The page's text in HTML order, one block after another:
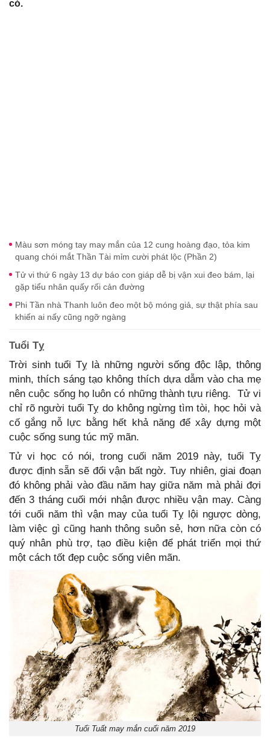
có.
Màu sơn móng tay may mắn của 12 cung hoàng đạo, tỏa kim
quang chói mắt Thần Tài mỉm cười phát lộc (Phần 2)
Tử vi thứ 6 ngày 13 dự báo con giáp dễ bị vận xui đeo bám, lại
gặp tiểu nhân quấy rối cản đường
Phi Tần nhà Thanh luôn đeo một bộ móng giả, sự thật phía sau
khiến ai nấy cũng ngỡ ngàng
Tuổi Tỵ
Trời sinh tuổi Tỵ là những người sống độc lập, thông
minh, thích sáng tạo không thích dựa dẫm vào cha mẹ
nên cuộc sống họ luôn có những thành tựu riêng. Tử vi
chỉ rõ người tuổi Tỵ do không ngừng tìm tòi, học hỏi và
cố gắng nỗ lực bằng hết khả năng để xây dựng một
cuộc sống sung túc mỹ mãn.
Tử vi học có nói, trong cuối năm 2019 này, tuổi Tỵ
được định sẵn sẽ đổi vận bất ngờ. Tuy nhiên, giai đoạn
đó không phải vào đầu năm hay giữa năm mà phải đợi
đến 3 tháng cuối mới nhận được nhiều vận may. Càng
tới cuối năm thì vận may của tuổi Tỵ lội ngược dòng,
làm việc gì cũng hanh thông suôn sẻ, hơn nữa còn có
quý nhân phù trợ, tạo điều kiện để phát triển mọi thứ
một cách tốt đẹp cuộc sống viên mãn.
Tuổi Tuất may mắn cuối năm 2019